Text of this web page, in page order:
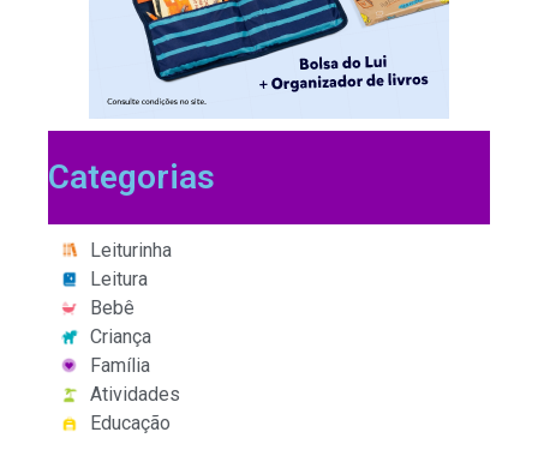
Categorias
Leiturinha
Leitura
Bebê
Criança
Família
Atividades
Educação